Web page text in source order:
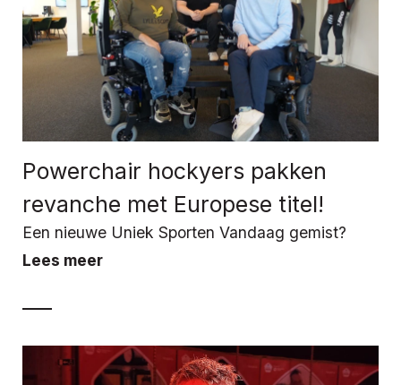
Powerchair hockyers pakken
revanche met Europese titel!
Een nieuwe Uniek Sporten Vandaag gemist?
Lees meer